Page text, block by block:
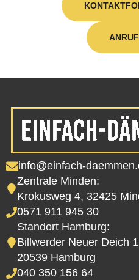
info@einfach-
Zentrale Minden:
Krokusweg 4, 32425
0571 911 945 30
Standort Hamburg:
Billwerder Neuer Deich
20539 Hamburg
040 350 156 64